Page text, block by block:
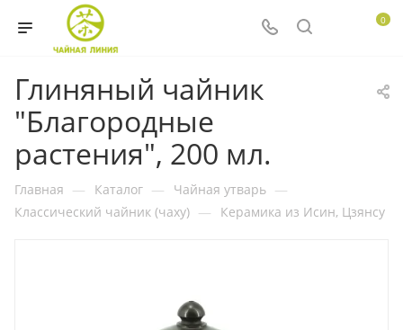
0
Глиняный чайник
"Благородные
растения", 200 мл.
Главная — Каталог — Чайная утварь —
Классический чайник (чаху) — Керамика из Исин, Цзянсу